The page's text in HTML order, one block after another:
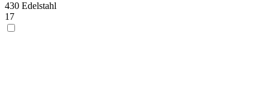
430 Edelstahl
17